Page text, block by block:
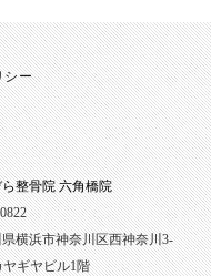
シー
整骨院 六角橋院
0822
横浜市神奈川区西神奈川3-
ヤギヤビル1階